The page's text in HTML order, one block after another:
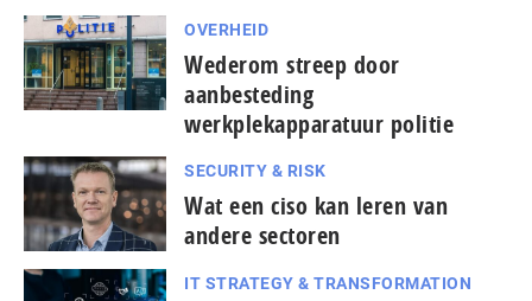
OVERHEID
Wederom streep door
aanbesteding
werkplekapparatuur politie
SECURITY & RISK
Wat een ciso kan leren van
andere sectoren
IT STRATEGY & TRANSFORMATION